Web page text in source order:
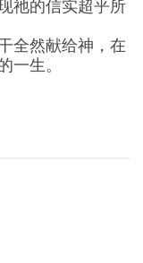
祂的信实超乎所
全然献给神，在
一生。